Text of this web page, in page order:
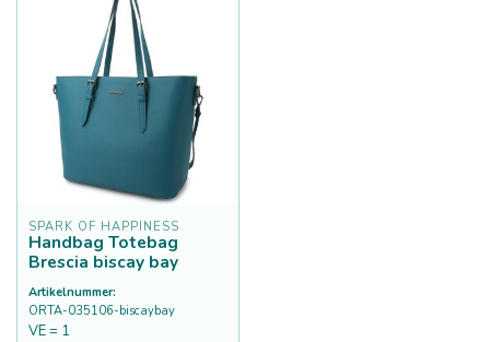
SPARK OF HAPPINESS
Handbag Totebag
Brescia biscay bay
Artikelnummer:
ORTA-035106-biscaybay
VE = 1